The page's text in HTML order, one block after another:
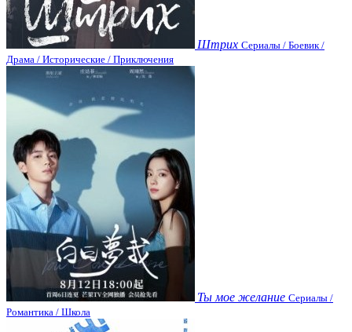
Штрих Сериалы / Боевик /
Драма / Исторические / Приключения
Ты мое желание Сериалы /
Романтика / Школа